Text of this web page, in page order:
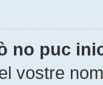
no puc
vostre